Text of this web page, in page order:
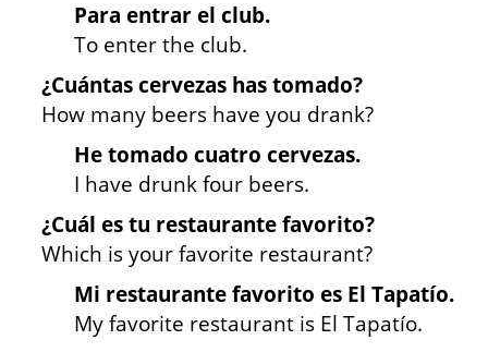
Para entrar el club.
To enter the club.
¿Cuántas cervezas has tomado?
How many beers have you drank?
He tomado cuatro cervezas.
I have drunk four beers.
¿Cuál es tu restaurante favorito?
Which is your favorite restaurant?
Mi restaurante favorito es El Tapatío.
My favorite restaurant is El Tapatío.